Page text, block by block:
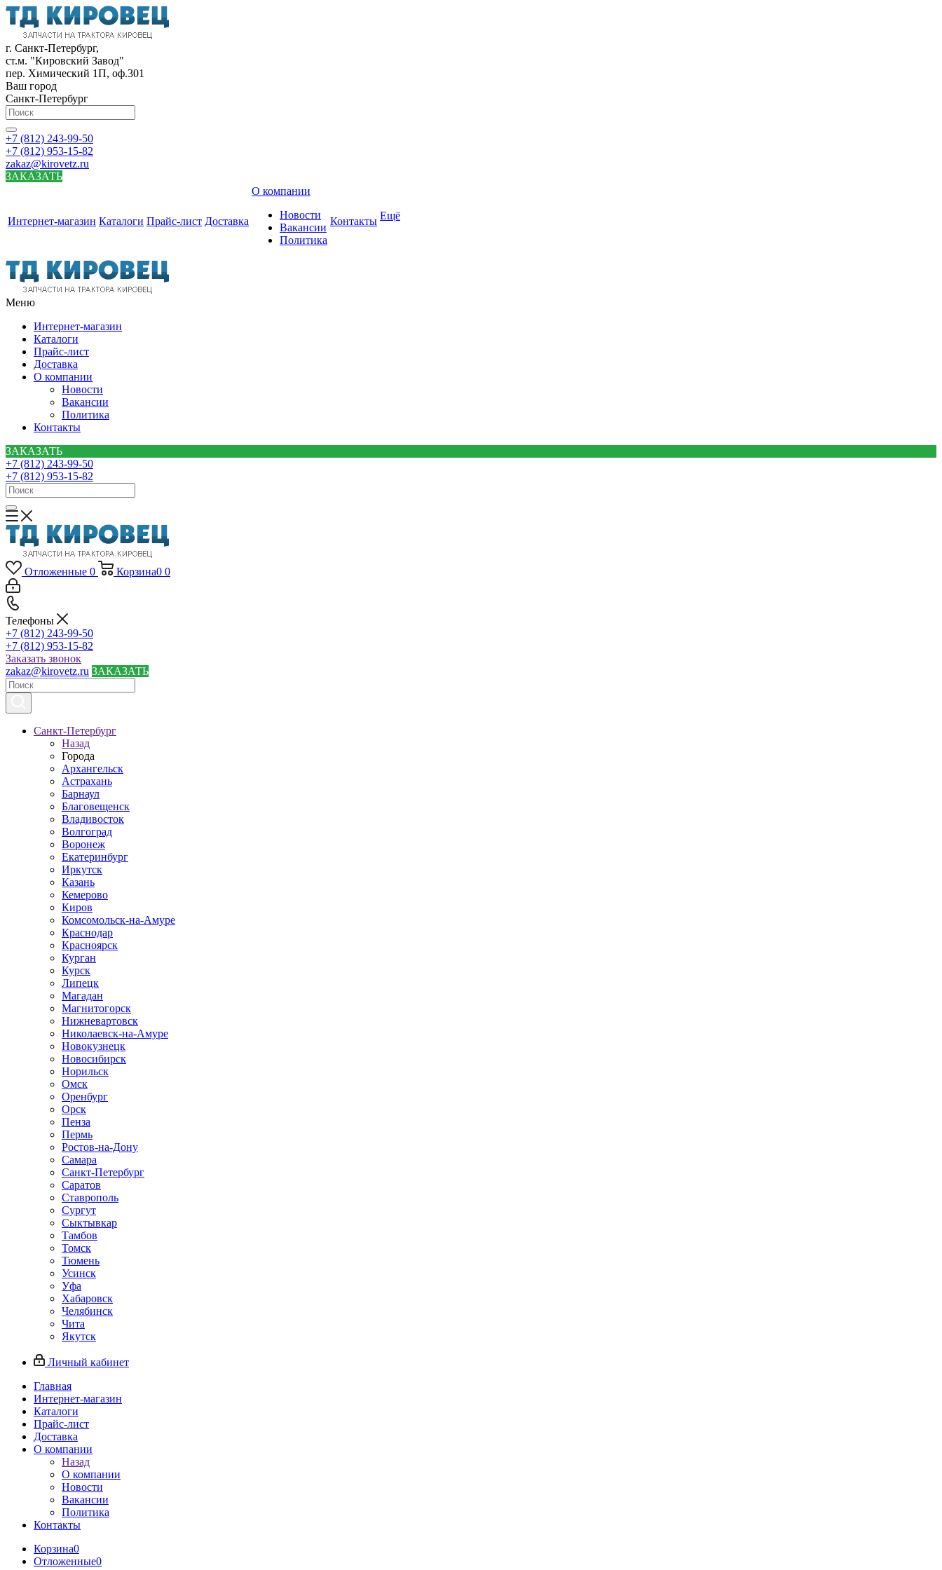
г. Санкт-Петербург,
ст.м. "Кировский Завод"
пер. Химический 1П, оф.301
Ваш город
Санкт-Петербург
+7 (812) 243-99-50
+7 (812) 953-15-82
zakaz@kirovetz.ru
ЗАКАЗАТЬ
Интернет-магазин Каталоги Прайс-лист Доставка
О компании
Новости
Вакансии
Политика
Контакты Ещё
Меню
Интернет-магазин
Каталоги
Прайс-лист
Доставка
О компании
Новости
Вакансии
Политика
Контакты
ЗАКАЗАТЬ
+7 (812) 243-99-50
+7 (812) 953-15-82
Отложенные 0 Корзина0 0
Телефоны
+7 (812) 243-99-50
+7 (812) 953-15-82
Заказать звонок
zakaz@kirovetz.ru ЗАКАЗАТЬ
Санкт-Петербург
Назад
Города
Архангельск
Астрахань
Барнаул
Благовещенск
Владивосток
Волгоград
Воронеж
Екатеринбург
Иркутск
Казань
Кемерово
Киров
Комсомольск-на-Амуре
Краснодар
Красноярск
Курган
Курск
Липецк
Магадан
Магнитогорск
Нижневартовск
Николаевск-на-Амуре
Новокузнецк
Новосибирск
Норильск
Омск
Оренбург
Орск
Пенза
Пермь
Ростов-на-Дону
Самара
Санкт-Петербург
Саратов
Ставрополь
Сургут
Сыктывкар
Тамбов
Томск
Тюмень
Усинск
Уфа
Хабаровск
Челябинск
Чита
Якутск
Личный кабинет
Главная
Интернет-магазин
Каталоги
Прайс-лист
Доставка
О компании
Назад
О компании
Новости
Вакансии
Политика
Контакты
Корзина0
Отложенные0